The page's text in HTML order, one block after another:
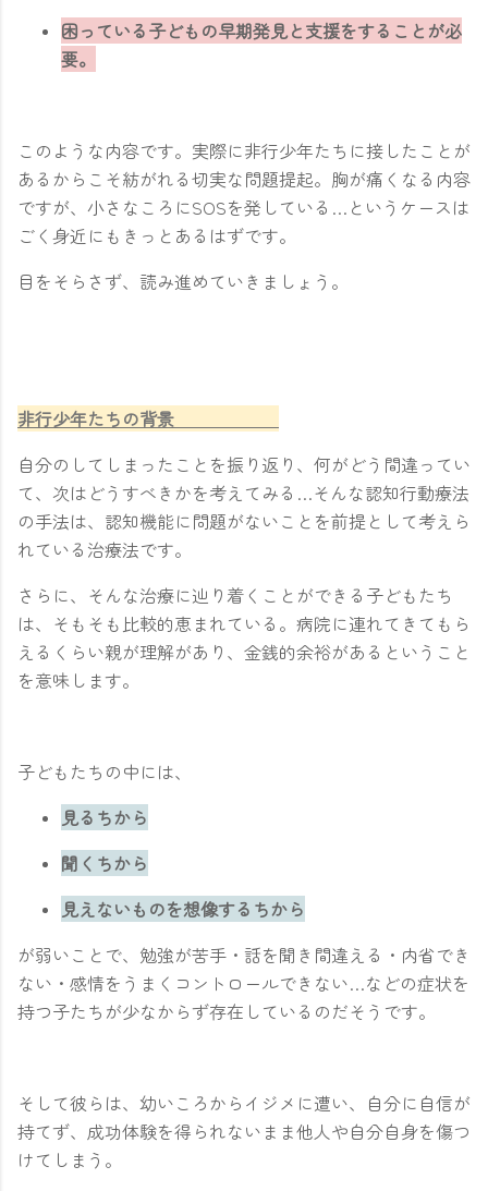
困っている子どもの早期発見と支援をすることが必
要。
このような内容です。実際に非行少年たちに接したことが
あるからこそ紡がれる切実な問題提起。胸が痛くなる内容
ですが、小さなころにSOSを発している…というケースは
ごく身近にもきっとあるはずです。
目をそらさず、読み進めていきましょう。
非行少年たちの背景
自分のしてしまったことを振り返り、何がどう間違ってい
て、次はどうすべきかを考えてみる…そんな認知行動療法
の手法は、認知機能に問題がないことを前提として考えら
れている治療法です。
さらに、そんな治療に辿り着くことができる子どもたち
は、そもそも比較的恵まれている。病院に連れてきてもら
えるくらい親が理解があり、金銭的余裕があるということ
を意味します。
子どもたちの中には、
見るちから
聞くちから
見えないものを想像するちから
が弱いことで、勉強が苦手・話を聞き間違える・内省でき
ない・感情をうまくコントロールできない…などの症状を
持つ子たちが少なからず存在しているのだそうです。
そして彼らは、幼いころからイジメに遭い、自分に自信が
持てず、成功体験を得られないまま他人や自分自身を傷つ
けてしまう。